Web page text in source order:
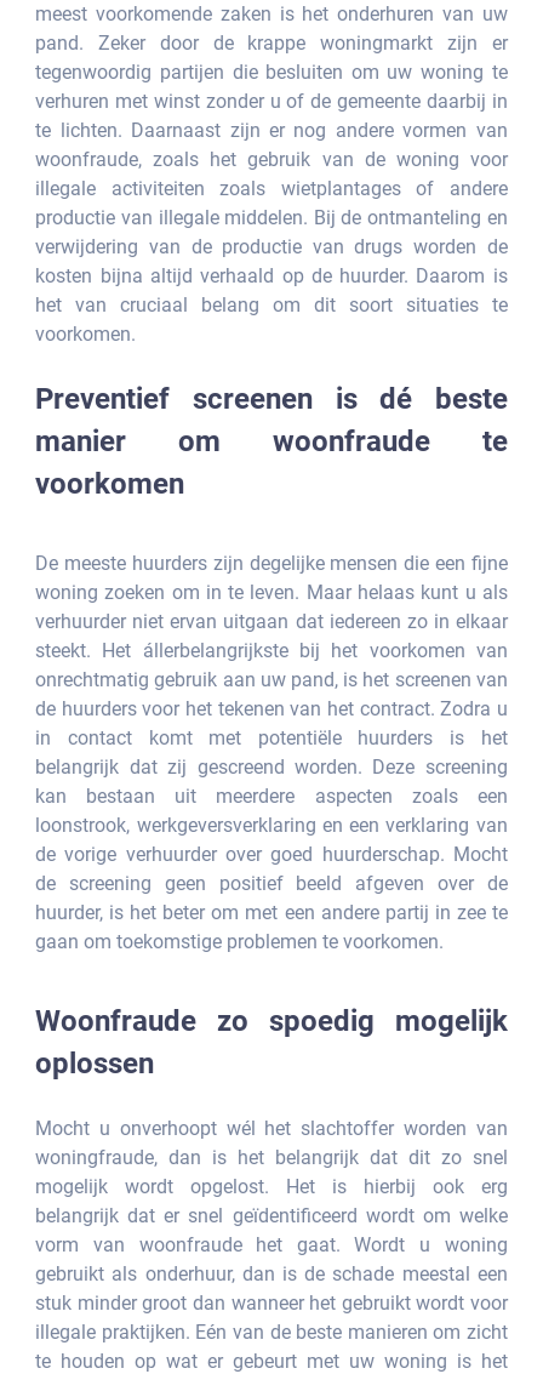
meest voorkomende zaken is het onderhuren van uw
pand. Zeker door de krappe woningmarkt zijn er
tegenwoordig partijen die besluiten om uw woning te
verhuren met winst zonder u of de gemeente daarbij in
te lichten. Daarnaast zijn er nog andere vormen van
woonfraude, zoals het gebruik van de woning voor
illegale activiteiten zoals wietplantages of andere
productie van illegale middelen. Bij de ontmanteling en
verwijdering van de productie van drugs worden de
kosten bijna altijd verhaald op de huurder. Daarom is
het van cruciaal belang om dit soort situaties te
voorkomen.
Preventief screenen is dé beste
manier om woonfraude te
voorkomen
De meeste huurders zijn degelijke mensen die een fijne
woning zoeken om in te leven. Maar helaas kunt u als
verhuurder niet ervan uitgaan dat iedereen zo in elkaar
steekt. Het állerbelangrijkste bij het voorkomen van
onrechtmatig gebruik aan uw pand, is het screenen van
de huurders voor het tekenen van het contract. Zodra u
in contact komt met potentiële huurders is het
belangrijk dat zij gescreend worden. Deze screening
kan bestaan uit meerdere aspecten zoals een
loonstrook, werkgeversverklaring en een verklaring van
de vorige verhuurder over goed huurderschap. Mocht
de screening geen positief beeld afgeven over de
huurder, is het beter om met een andere partij in zee te
gaan om toekomstige problemen te voorkomen.
Woonfraude zo spoedig mogelijk
oplossen
Mocht u onverhoopt wél het slachtoffer worden van
woningfraude, dan is het belangrijk dat dit zo snel
mogelijk wordt opgelost. Het is hierbij ook erg
belangrijk dat er snel geïdentificeerd wordt om welke
vorm van woonfraude het gaat. Wordt u woning
gebruikt als onderhuur, dan is de schade meestal een
stuk minder groot dan wanneer het gebruikt wordt voor
illegale praktijken. Eén van de beste manieren om zicht
te houden op wat er gebeurt met uw woning is het